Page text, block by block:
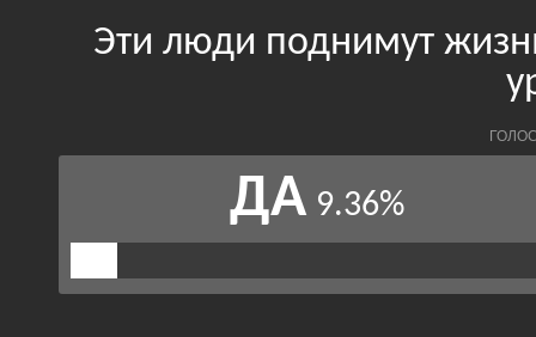
Эти люди поднимут
ДА 9.36%